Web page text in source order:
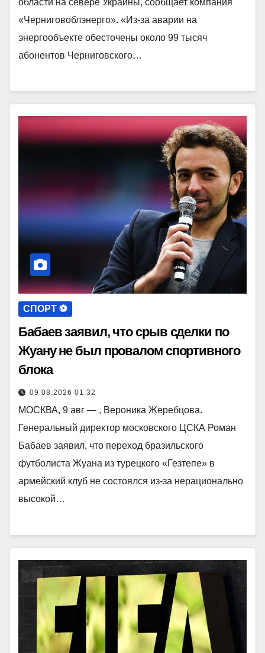
«Черниговоблэнерго». «Из-за аварии на
энергообъекте обесточены около 99 тысяч
абонентов Черниговского…
СПОРТ ⚽️
Бабаев заявил, что срыв сделки по
Жуану не был провалом спортивного
блока
09.08.2026 01:32
МОСКВА, 9 авг — , Вероника Жеребцова.
Генеральный директор московского ЦСКА Роман
Бабаев заявил, что переход бразильского
футболиста Жуана из турецкого «Гезтепе» в
армейский клуб не состоялся из-за нерационально
высокой…